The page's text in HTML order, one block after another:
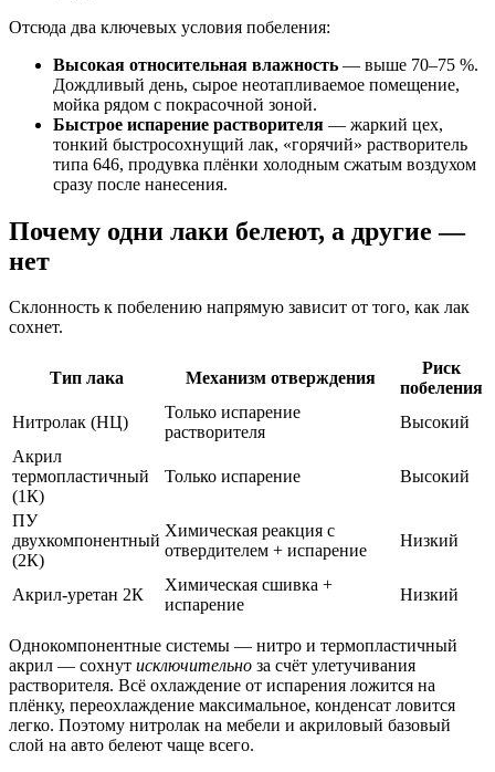
Отсюда два ключевых условия побеления:
Высокая относительная влажность — выше 70–75 %.
Дождливый день, сырое неотапливаемое помещение,
мойка рядом с покрасочной зоной.
Быстрое испарение растворителя — жаркий цех,
тонкий быстросохнущий лак, «горячий» растворитель
типа 646, продувка плёнки холодным сжатым воздухом
сразу после нанесения.
Почему одни лаки белеют, а другие —
нет
Склонность к побелению напрямую зависит от того, как лак
сохнет.
Тип лака Механизм отверждения
Риск
побеления
Нитролак (НЦ)
Только испарение
растворителя
Высокий
Акрил
термопластичный
(1К)
Только испарение Высокий
ПУ
двухкомпонентный
(2К)
Химическая реакция с
отвердителем + испарение
Низкий
Акрил-уретан 2К
Химическая сшивка +
испарение
Низкий
Однокомпонентные системы — нитро и термопластичный
акрил — сохнут исключительно за счёт улетучивания
растворителя. Всё охлаждение от испарения ложится на
плёнку, переохлаждение максимальное, конденсат ловится
легко. Поэтому нитролак на мебели и акриловый базовый
слой на авто белеют чаще всего.